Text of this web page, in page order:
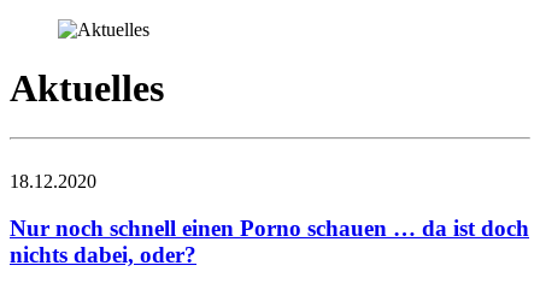
Aktuelles
18.12.2020
Nur noch schnell einen Porno schauen … da ist doch
nichts dabei, oder?